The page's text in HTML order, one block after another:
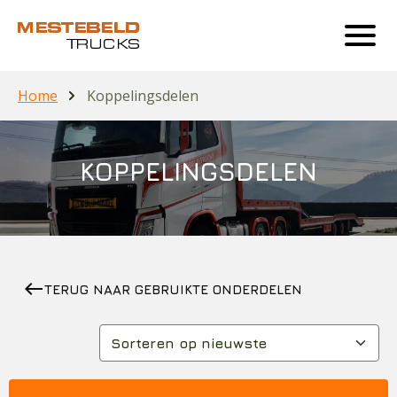
Home Koppelingsdelen
KOPPELINGSDELEN
westTERUG NAAR GEBRUIKTE ONDERDELEN